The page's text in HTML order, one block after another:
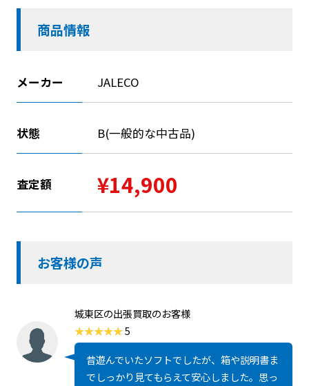
商品情報
メーカー JALECO
状態 B(一般的な中古品)
査定額 ¥14,900
お客様の声
城東区の出張買取のお客様
5
昔遊んでいたソフトでしたが、箱や説明書ま
でしっかり見てもらえて安心しました。思っ